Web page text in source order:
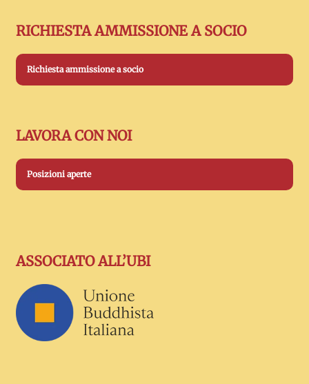
RICHIESTA AMMISSIONE A SOCIO
Richiesta ammissione a socio
LAVORA CON NOI
Posizioni aperte
ASSOCIATO ALL’UBI